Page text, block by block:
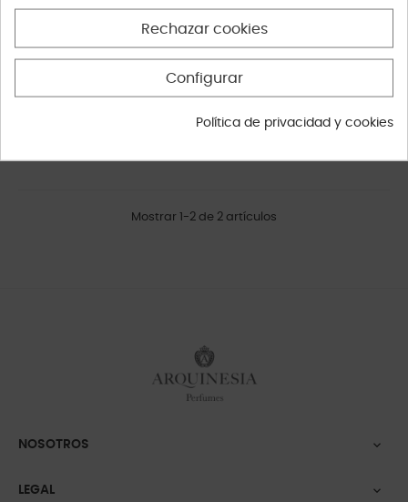
Esponja Sostenible Silky Esponja Natural Sostenible
14,50 €
Mostrar 1-2 de 2 artículos
NOSOTROS 
LEGAL 
Rechazar cookies
Configurar
Política de privacidad y cookies